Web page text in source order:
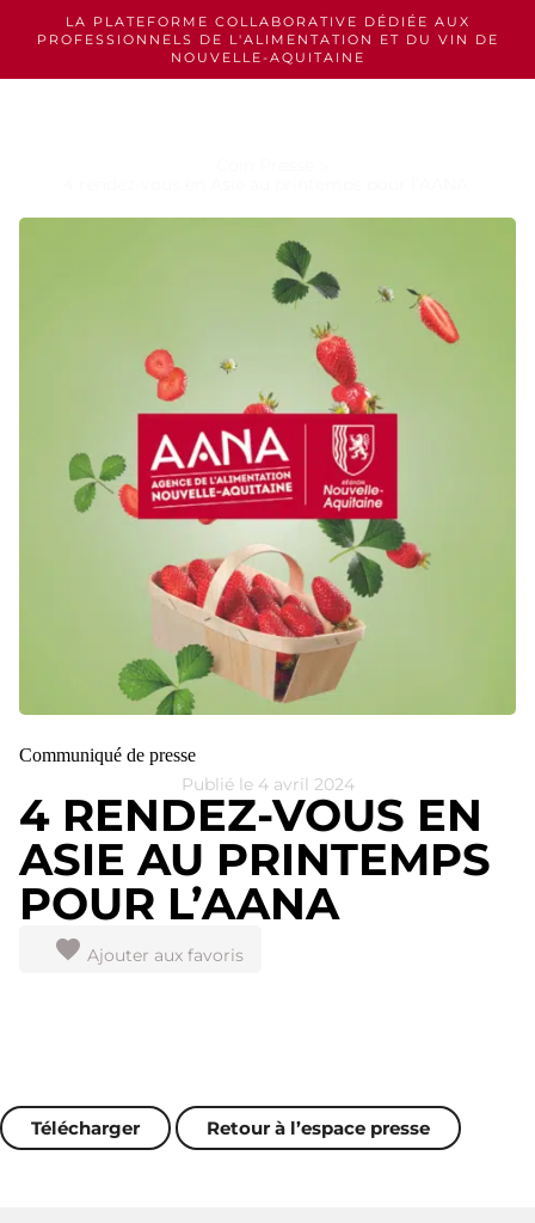
content
LA PLATEFORME COLLABORATIVE DÉDIÉE AUX
PROFESSIONNELS DE L'ALIMENTATION ET DU VIN DE
NOUVELLE-AQUITAINE
Communiqué de presse
Publié le 4 avril 2024
4 RENDEZ-VOUS EN
ASIE AU PRINTEMPS
POUR L’AANA
Ajouter aux favoris
Télécharger Retour à l’espace presse